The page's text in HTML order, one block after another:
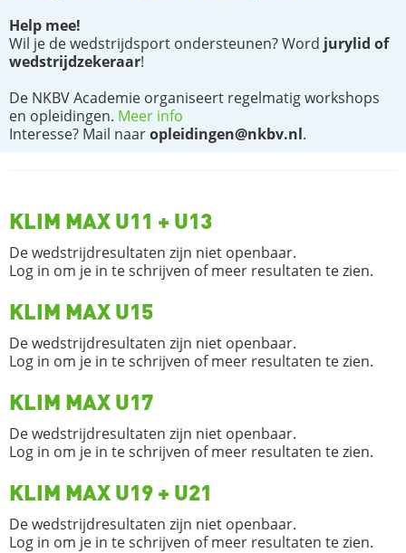
Help mee!
Wil je de wedstrijdsport ondersteunen? Word jurylid of
wedstrijdzekeraar!
De NKBV Academie organiseert regelmatig workshops
en opleidingen. Meer info
Interesse? Mail naaropleidingen@nkbv.nl.
KLIM MAX U11 + U13
De wedstrijdresultaten zijn niet openbaar.
Log in om je in te schrijven of meer resultaten te zien.
KLIM MAX U15
De wedstrijdresultaten zijn niet openbaar.
Log in om je in te schrijven of meer resultaten te zien.
KLIM MAX U17
De wedstrijdresultaten zijn niet openbaar.
Log in om je in te schrijven of meer resultaten te zien.
KLIM MAX U19 + U21
De wedstrijdresultaten zijn niet openbaar.
Log in om je in te schrijven of meer resultaten te zien.